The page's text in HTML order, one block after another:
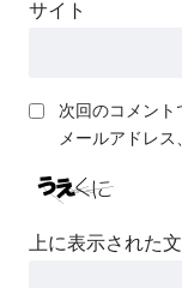
サイト
次回のコメント
メールアドレス
上に表示された